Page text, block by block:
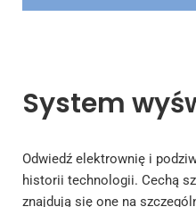
System
Odwiedź elektrownię i
historii technologii. Cechą
znajdują się one na